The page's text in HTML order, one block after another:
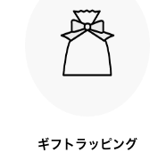
ギフトラッピング